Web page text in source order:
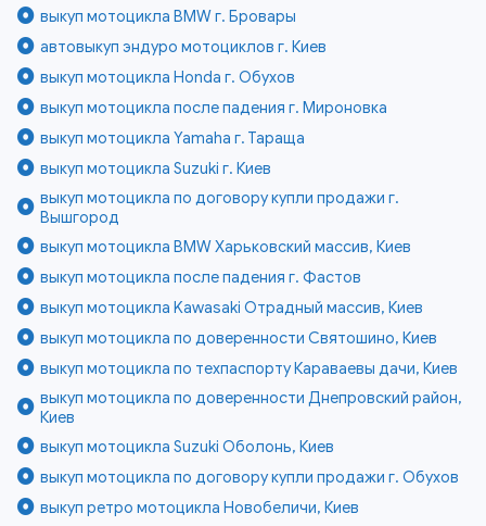
выкуп мотоцикла BMW г. Бровары
автовыкуп эндуро мотоциклов г. Киев
выкуп мотоцикла Honda г. Обухов
выкуп мотоцикла после падения г. Мироновка
выкуп мотоцикла Yamaha г. Тараща
выкуп мотоцикла Suzuki г. Киев
выкуп мотоцикла по договору купли продажи г.
Вышгород
выкуп мотоцикла BMW Харьковский массив, Киев
выкуп мотоцикла после падения г. Фастов
выкуп мотоцикла Kawasaki Отрадный массив, Киев
выкуп мотоцикла по доверенности Святошино, Киев
выкуп мотоцикла по техпаспорту Караваевы дачи, Киев
выкуп мотоцикла по доверенности Днепровский район,
Киев
выкуп мотоцикла Suzuki Оболонь, Киев
выкуп мотоцикла по договору купли продажи г. Обухов
выкуп ретро мотоцикла Новобеличи, Киев